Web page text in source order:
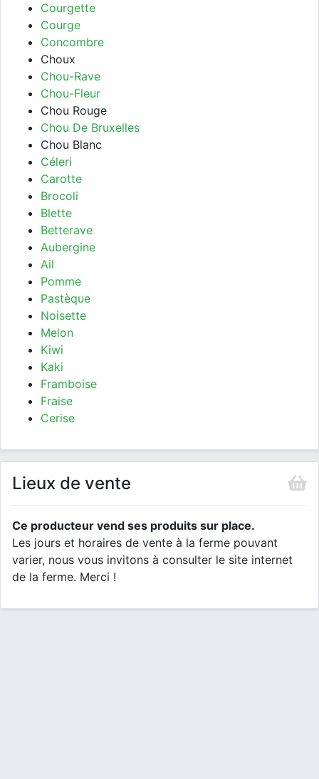
Courgette
Courge
Concombre
Choux
Chou-Rave
Chou-Fleur
Chou Rouge
Chou De Bruxelles
Chou Blanc
Céleri
Carotte
Brocoli
Blette
Betterave
Aubergine
Ail
Pomme
Pastèque
Noisette
Melon
Kiwi
Kaki
Framboise
Fraise
Cerise
Lieux de vente
Ce producteur vend ses produits sur place.
Les jours et horaires de vente à la ferme pouvant
varier, nous vous invitons à consulter le site internet
de la ferme. Merci !